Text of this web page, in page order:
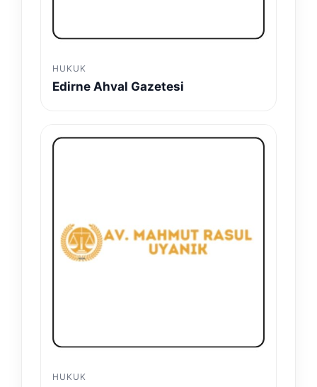
HUKUK
Edirne Ahval Gazetesi
HUKUK